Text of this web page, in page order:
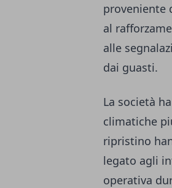
proveniente
al
alle
dai guasti.
La società
climatiche
ripristino
legato agli
operativa